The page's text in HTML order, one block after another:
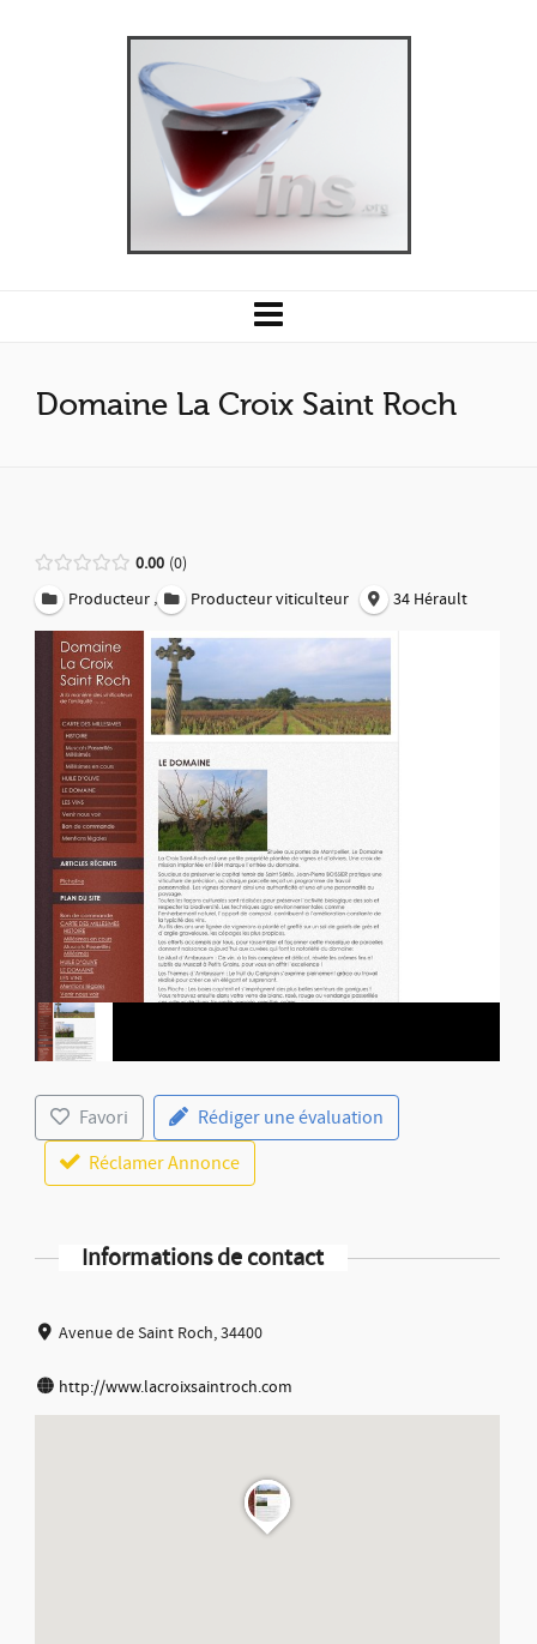
Domaine La Croix Saint Roch
0.00 0
Producteur , Producteur viticulteur 34 Hérault
Favori
Rédiger une évaluation
Réclamer Annonce
Informations de contact
Avenue de Saint Roch, 34400
http://www.lacroixsaintroch.com